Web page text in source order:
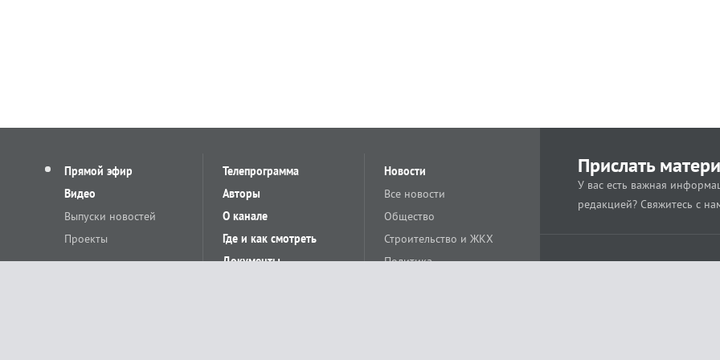
Прямой эфир
Видео
Выпуски новостей
Проекты
Телепрограмма
Авторы
О канале
Где и как смотреть
Документы
Новости
Все новости
Общество
Строительство и ЖКХ
Политика
Прислать
У вас есть важная
редакцией? Свяжитесь с